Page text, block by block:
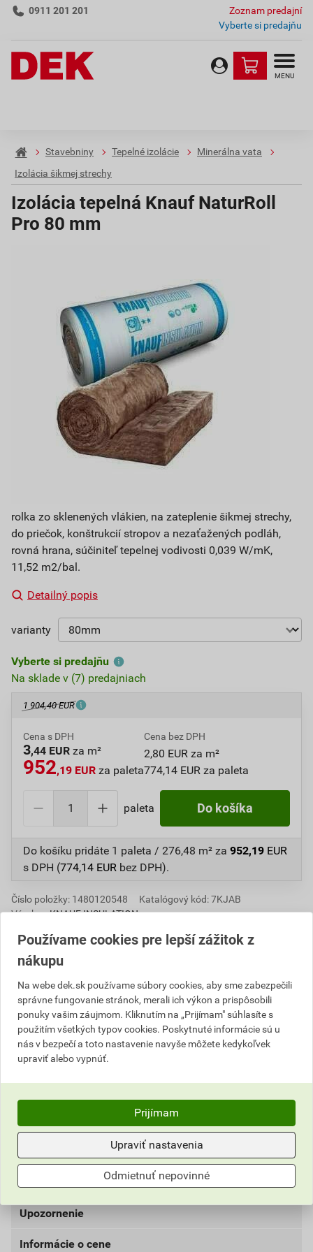
0911 201 201
Zoznam predajní
Vyberte si predajňu
MENU
Stavebniny Tepelné izolácie
Minerálna vata
Izolácia šikmej strechy
Izolácia tepelná Knauf NaturRoll
Pro 80 mm
rolka zo sklenených vlákien, na zateplenie šikmej strechy,
do priečok, konštrukcií stropov a nezaťažených podláh,
rovná hrana, súčiniteľ tepelnej vodivosti 0,039 W/mK,
11,52 m2/bal.
Detailný popis
varianty
Vyberte si predajňu
Na sklade v (7) predajniach
1 904,40 EUR
Cena s DPH
3,44 EUR za m²
952,19 EUR za paleta
Cena bez DPH
2,80 EUR za m²
774,14 EUR za paleta
paleta Do košíka
Do košíku pridáte 1 paleta / 276,48 m² za 952,19 EUR
s DPH (774,14 EUR bez DPH).
Číslo položky: 1480120548
Katalógový kód: 7KJAB
VýrobcaKNAUF INSULATION
Role KNAUF NATUROLL PRO sú vhodné pre
mechanicky nenamáhané tepelné a akustické izolácie
dutín stavebných konštrukcií alebo nepochôdznych
izolácií položených zhora na konštrukcie stropov. V
mechanicky zaistiť. Pružný a zároveň tuhý izolačný
materiál NATUROLL PRO má okamžitý nábeh po
rozbalení. Izolácia je v celom priereze
hydrofobizovaná, je nehorľavá a veľmi dobre pohlcuje
Upozornenie
Cena platná na vývoz do 31.8.2026.
Informácie o cene
Používame cookies pre lepší zážitok z
nákupu
Na webe dek.sk používame súbory cookies, aby sme zabezpečili
správne fungovanie stránok, merali ich výkon a prispôsobili
ponuky vašim záujmom. Kliknutím na „Prijímam" súhlasíte s
použitím všetkých typov cookies. Poskytnuté informácie sú u
nás v bezpečí a toto nastavenie navyše môžete kedykoľvek
upraviť alebo vypnúť.
Prijímam
Upraviť nastavenia
Odmietnuť nepovinné